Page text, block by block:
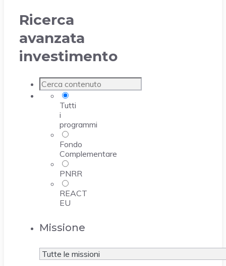
Ricerca
avanzata
investimento
Tutti
i
programmi
Fondo
Complementare
PNRR
REACT
EU
Missione